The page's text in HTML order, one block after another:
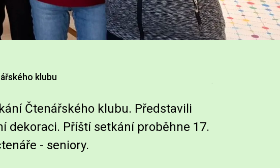
klubu
Čtenářského klubu. Představili
dekoraci. Příští setkání proběhne 17.
- seniory.